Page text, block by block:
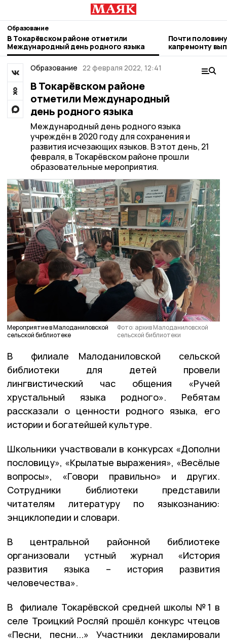
Образование
В Токарёвском районе отметили
Международный день родного языка
Почти
капремонту
школе №1
Образование 22 февраля 2022, 12:41
В Токарёвском районе
отметили Международный
день родного языка
Международный день родного языка
учреждён в 2020 году для сохранения и
развития исчезающих языков. В этот день, 21
февраля, в Токарёвском районе прошли
образовательные мероприятия.
Мероприятие в Малоданиловской
сельской библиотеке
Фото: архив Малоданиловской
сельской библиотеки
В филиале Малоданиловской сельской
библиотеки для детей провели
лингвистический час общения «Ручей
хрустальный языка родного». Ребятам
рассказали о ценности родного языка, его
истории и богатейшей культуре.
Школьники участвовали в конкурсах «Дополни
пословицу», «Крылатые выражения», «Весёлые
вопросы», «Говори правильно» и других.
Сотрудники библиотеки представили
читателям литературу по языкознанию:
энциклопедии и словари.
В центральной районной библиотеке
организовали устный журнал «История
развития языка – история развития
человечества».
В филиале Токарёвской средней школы №1 в
селе Троицкий Росляй прошёл конкурс чтецов
«Песни, песни...» Участники декламировали